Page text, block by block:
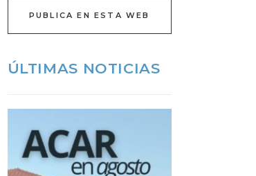
PUBLICA EN ESTA WEB
ÚLTIMAS NOTICIAS